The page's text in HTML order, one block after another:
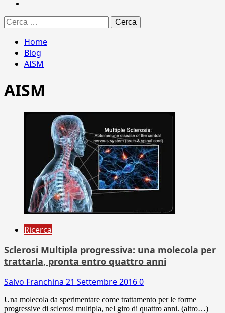
Ricerca
per:
Home
Blog
AISM
AISM
Ricerca
Sclerosi Multipla progressiva: una molecola per
trattarla, pronta entro quattro anni
Salvo Franchina 21 Settembre 20160
Una molecola da sperimentare come trattamento per le forme
progressive di sclerosi multipla, nel giro di quattro anni. (altro…)